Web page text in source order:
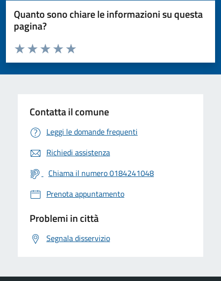
Quanto sono chiare le informazioni su questa
pagina?
Valuta da 1 a 5 stelle la pagina
Valuta 5 stelle su 5
Valuta 4 stelle su 5
Valuta 3 stelle su 5
Valuta 2 stelle su 5
Valuta 1 stelle su 5
Contatta il comune
Leggi le domande frequenti
Richiedi assistenza
Chiama il numero 0184241048
Prenota appuntamento
Problemi in città
Segnala disservizio